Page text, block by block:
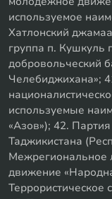
используемое
Хатлонский
группа п. Кушкуль
добровольческий
Челебиджихана»;
используемые
«Азов»); 42.
Таджикистана
Межрегиональное
движение
Террористическое